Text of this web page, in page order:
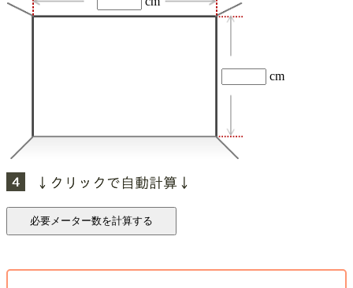
cm